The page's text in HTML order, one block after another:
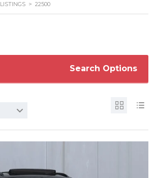
LISTINGS > 22500
Search Options